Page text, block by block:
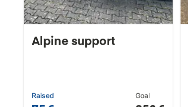
Alpine support
Raised Goal